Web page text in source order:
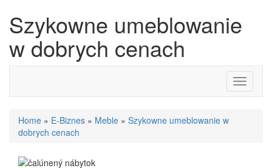
Szykowne umeblowanie
w dobrych cenach
Toggle
Home » E-Biznes » Meble » Szykowne umeblowanie w
dobrych cenach